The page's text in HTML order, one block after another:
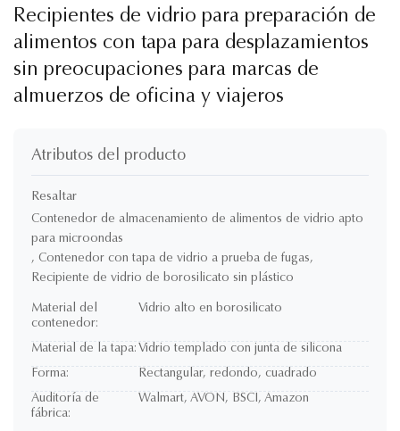
Recipientes de vidrio para preparación de
alimentos con tapa para desplazamientos
sin preocupaciones para marcas de
almuerzos de oficina y viajeros
Atributos del producto
Resaltar
Contenedor de almacenamiento de alimentos de vidrio apto
para microondas
, Contenedor con tapa de vidrio a prueba de fugas,
Recipiente de vidrio de borosilicato sin plástico
Material del
contenedor:
Vidrio alto en borosilicato
Material de la tapa: Vidrio templado con junta de silicona
Forma:
Rectangular, redondo, cuadrado
Auditoría de
fábrica:
Walmart, AVON, BSCI, Amazon